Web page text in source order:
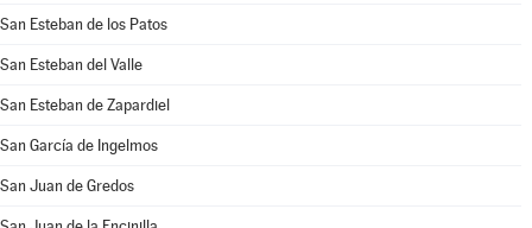
San Esteban de los Patos
San Esteban del Valle
San Esteban de Zapardiel
San García de Ingelmos
San Juan de Gredos